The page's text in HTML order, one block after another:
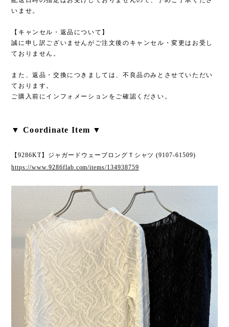
いませ。
【キャンセル・返品について】
誠に申し訳ございませんがご注文後のキャンセル・変更はお受し
ておりません。
また、返品・交換につきましては、不良品のみとさせていただい
ております。
ご購入前にインフォメーションをご確認ください。
▼ Coordinate Item ▼
【9286KT】ジャガードウェーブロングＴシャツ (9107-61509)
https://www.9286flab.com/items/134938759